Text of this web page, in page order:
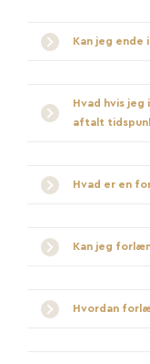
Kan jeg ende
Hvad hvis jeg
aftalt
Hvad er en
Kan jeg
Hvordan